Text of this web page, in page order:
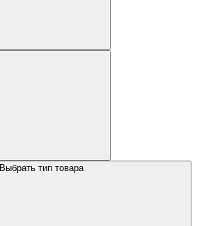
Выбрать тип товара